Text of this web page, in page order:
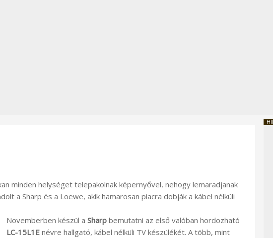
minden helységet telepakolnak képernyővel, nehogy lemaradjanak
a Sharp és a Loewe, akik hamarosan piacra dobják a kábel nélküli
Novemberben készül a Sharp bemutatni az első valóban hordozható
LC-15L1E névre hallgató, kábel nélküli TV készülékét. A több, mint